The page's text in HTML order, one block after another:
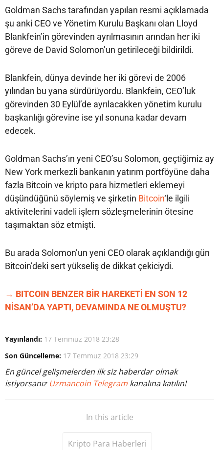
Goldman Sachs tarafından yapılan resmi açıklamada
şu anki CEO ve Yönetim Kurulu Başkanı olan Lloyd
Blankfein’in görevinden ayrılmasının arından her iki
göreve de David Solomon’un getirileceği bildirildi.
Blankfein, dünya devinde her iki görevi de 2006
yılından bu yana sürdürüyordu. Blankfein, CEO’luk
görevinden 30 Eylül’de ayrılacakken yönetim kurulu
başkanlığı görevine ise yıl sonuna kadar devam
edecek.
Goldman Sachs’ın yeni CEO’su Solomon, geçtiğimiz ay
New York merkezli bankanın yatırım portföyüne daha
fazla Bitcoin ve kripto para hizmetleri eklemeyi
düşündüğünü söylemiş ve şirketin Bitcoin‘le ilgili
aktivitelerini vadeli işlem sözleşmelerinin ötesine
taşımaktan söz etmişti.
Bu arada Solomon’un yeni CEO olarak açıklandığı gün
Bitcoin’deki sert yükseliş de dikkat çekiciydi.
→ BITCOIN BENZER BİR HAREKETİ EN SON 12
NİSAN’DA YAPTI, DEVAMINDA NE OLMUŞTU?
Yayınlandı: 17 Temmuz 2018 23:28
Son Güncelleme: 17 Temmuz 2018 23:29
En güncel gelişmelerden ilk siz haberdar olmak
istiyorsanız Uzmancoin Telegram kanalına katılın!
In this article
Kripto Para Haberleri